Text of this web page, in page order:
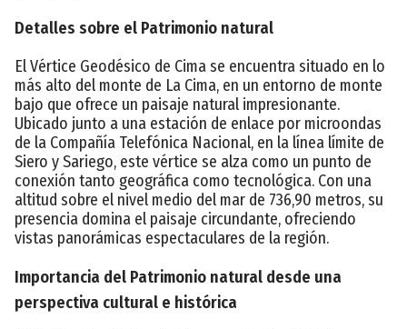
Detalles sobre el Patrimonio natural
El Vértice Geodésico de Cima se encuentra situado en lo
más alto del monte de La Cima, en un entorno de monte
bajo que ofrece un paisaje natural impresionante.
Ubicado junto a una estación de enlace por microondas
de la Compañía Telefónica Nacional, en la línea límite de
Siero y Sariego, este vértice se alza como un punto de
conexión tanto geográfica como tecnológica. Con una
altitud sobre el nivel medio del mar de 736,90 metros, su
presencia domina el paisaje circundante, ofreciendo
vistas panorámicas espectaculares de la región.
Importancia del Patrimonio natural desde una
perspectiva cultural e histórica